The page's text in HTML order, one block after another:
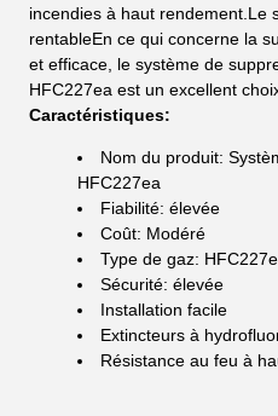
incendies à haut rendement.Le
rentableEn ce qui concerne la
et efficace, le système de
HFC227ea est un excellent
Caractéristiques:
Nom du produit:
HFC227ea
Fiabilité: élevée
Coût: Modéré
Type de gaz:
Sécurité: élevée
Installation facile
Extincteurs à
Résistance au feu à